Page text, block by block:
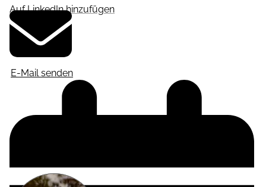
Auf LinkedIn hinzufügen
E-Mail senden